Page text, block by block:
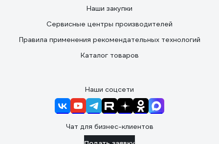
Наши закупки
Сервисные центры производителей
Правила применения рекомендательных технологий
Каталог товаров
Наши соцсети
Чат для бизнес-клиентов